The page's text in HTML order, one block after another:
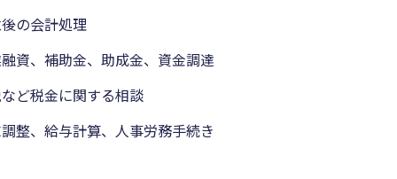
の会計処理
資、補助金、助成金、資金調達
ど税金に関する相談
整、給与計算、人事労務手続き